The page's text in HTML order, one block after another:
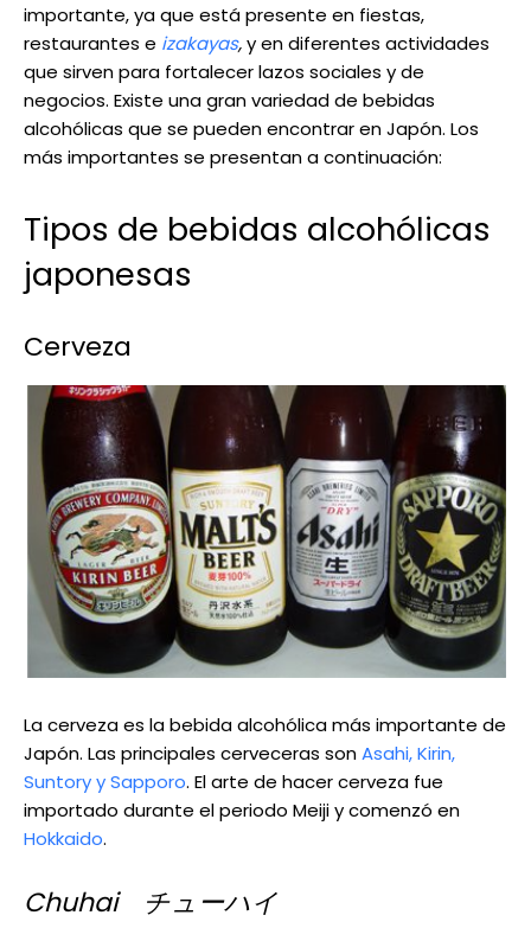
importante, ya que está presente en fiestas,
restaurantes e izakayas,y en diferentes actividades
que sirven para fortalecer lazos sociales y de
negocios. Existe una gran variedad de bebidas
alcohólicas que se pueden encontrar en Japón. Los
más importantes se presentan a continuación:
Tipos de bebidas alcohólicas
japonesas
Cerveza
La cerveza es la bebida alcohólica más importante de
Japón. Las principales cerveceras sonAsahi, Kirin,
Suntory y Sapporo. El arte de hacer cerveza fue
importado durante el periodo Meiji y comenzó en
Hokkaido.
Chuhai チューハイ